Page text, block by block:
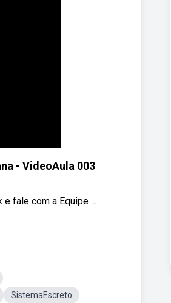
- VideoAula 003
fale com a Equipe ...
SistemaEscreto